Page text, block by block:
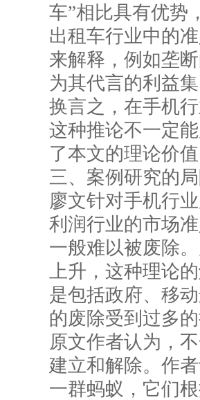
车”相比具有优势
出租车行业中的
来解释，例如垄
为其代言的利益
换言之，在手机
这种推论不一定
了本文的理论价
三、案例研究的
廖文针对手机行
利润行业的市场
一般难以被废除
上升，这种理论
是包括政府、移
的废除受到过多
原文作者认为，
建立和解除。作
一群蚂蚁，它们